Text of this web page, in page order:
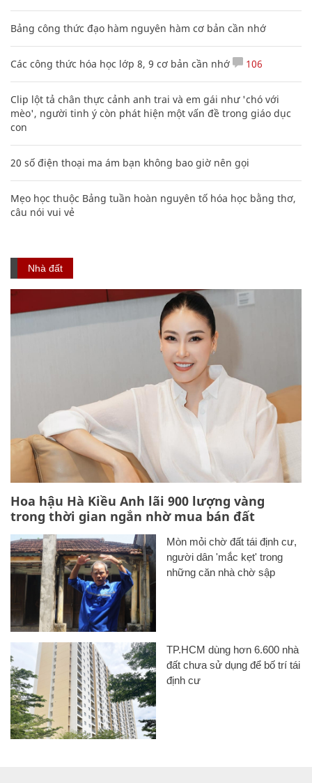
Bảng công thức đạo hàm nguyên hàm cơ bản cần nhớ
Các công thức hóa học lớp 8, 9 cơ bản cần nhớ 106
Clip lột tả chân thực cảnh anh trai và em gái như 'chó với
mèo', người tinh ý còn phát hiện một vấn đề trong giáo dục
con
20 số điện thoại ma ám bạn không bao giờ nên gọi
Mẹo học thuộc Bảng tuần hoàn nguyên tố hóa học bằng thơ,
câu nói vui vẻ
Nhà đất
Hoa hậu Hà Kiều Anh lãi 900 lượng vàng
trong thời gian ngắn nhờ mua bán đất
Mòn mỏi chờ đất tái định cư,
người dân 'mắc kẹt' trong
những căn nhà chờ sập
TP.HCM dùng hơn 6.600 nhà
đất chưa sử dụng để bố trí tái
định cư